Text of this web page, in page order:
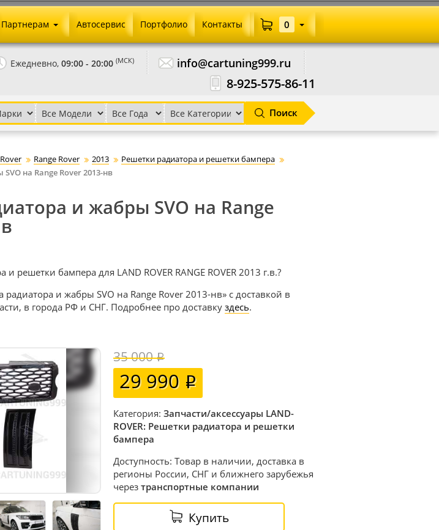
Ежедневно, 09:00 - 20:00 (МСК) info@cartuning999.ru
8-925-575-86-11
Поиск
Партнерам
Агентское вознаграждение
Скачать прайс
Автосервис Портфолио Контакты 0
Range Rover 2013
Решетки радиатора и решетки бампера
на Range Rover 2013-нв
и жабры SVO на Range
решетки бампера для LAND ROVER RANGE ROVER 2013 г.в.?
радиатора и жабры SVO на Range Rover 2013-нв» с доставкой в
в города РФ и СНГ. Подробнее про доставку здесь.
35 000
29 990
Категория: Запчасти/аксессуары LAND-
ROVER: Решетки радиатора и решетки
бампера
Доступность: Товар в наличии, доставка в
регионы России, СНГ и ближнего зарубежья
через транспортные компании
Купить